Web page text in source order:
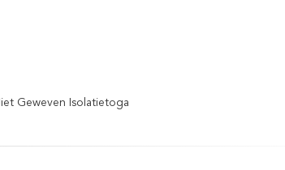
Geweven Isolatietoga